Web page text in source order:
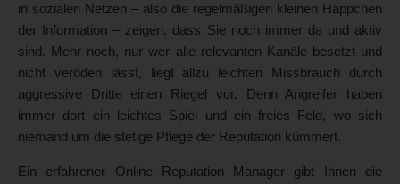
in sozialen Netzen – also die regelmäßigen kleinen Häppchen
der Information – zeigen, dass Sie noch immer da und aktiv
sind. Mehr noch, nur wer alle relevanten Kanäle besetzt und
nicht veröden lässt, liegt allzu leichten Missbrauch durch
aggressive Dritte einen Riegel vor. Denn Angreifer haben
immer dort ein leichtes Spiel und ein freies Feld, wo sich
niemand um die stetige Pflege der Reputation kümmert.
Ein erfahrener Online Reputation Manager gibt Ihnen die